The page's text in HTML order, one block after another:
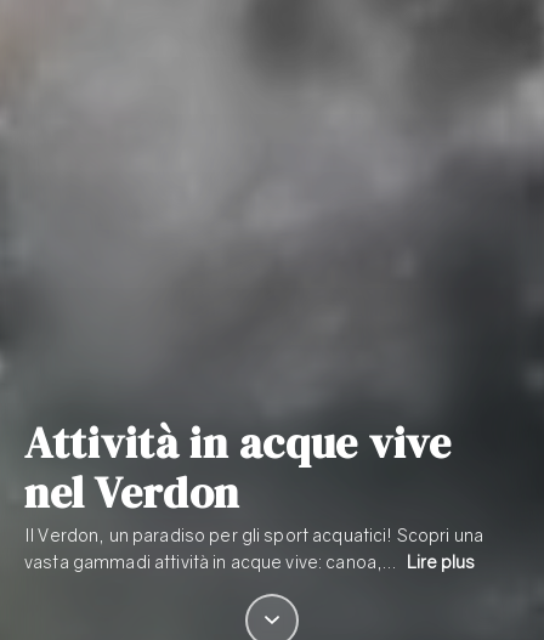
Attività in acque vive
nel Verdon
Il Verdon, un paradiso per gli sport acquatici! Scopri una
vasta gammadi attività in acque vive: canoa,…
Lire plus